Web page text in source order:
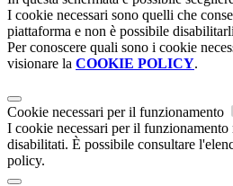
I cookie necessari sono quelli che
piattaforma e non è possibile
Per conoscere quali sono i cookie
visionare la COOKIE POLICY.
Cookie necessari per il funzionamento
I cookie necessari per il funzionamento
disabilitati. È possibile consultare
policy.